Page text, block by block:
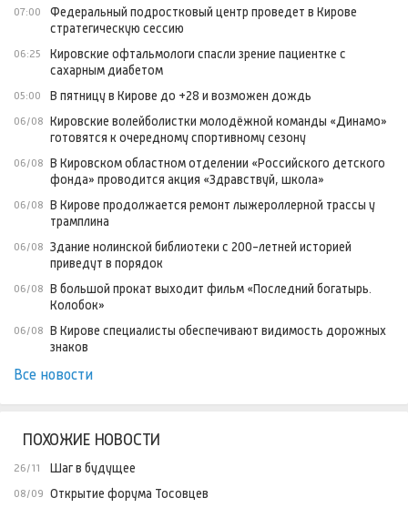
07:00
Федеральный подростковый центр проведет в Кирове
стратегическую сессию
06:25
Кировские офтальмологи спасли зрение пациентке с
сахарным диабетом
05:00 В пятницу в Кирове до +28 и возможен дождь
06/08 Кировские волейболистки молодёжной команды «Динамо»
готовятся к очередному спортивному сезону
06/08 В Кировском областном отделении «Российского детского
фонда» проводится акция «Здравствуй, школа»
06/08 В Кирове продолжается ремонт лыжероллерной трассы у
трамплина
06/08 Здание нолинской библиотеки с 200-летней историей
приведут в порядок
06/08 В большой прокат выходит фильм «Последний богатырь.
Колобок»
06/08 В Кирове специалисты обеспечивают видимость дорожных
знаков
Все новости
ПОХОЖИЕ НОВОСТИ
26/11 Шаг в будущее
08/09 Открытие форума Тосовцев